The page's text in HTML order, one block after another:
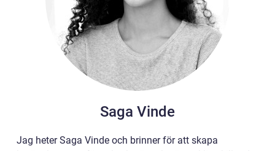
Saga Vinde
Jag heter Saga Vinde och brinner för att skapa